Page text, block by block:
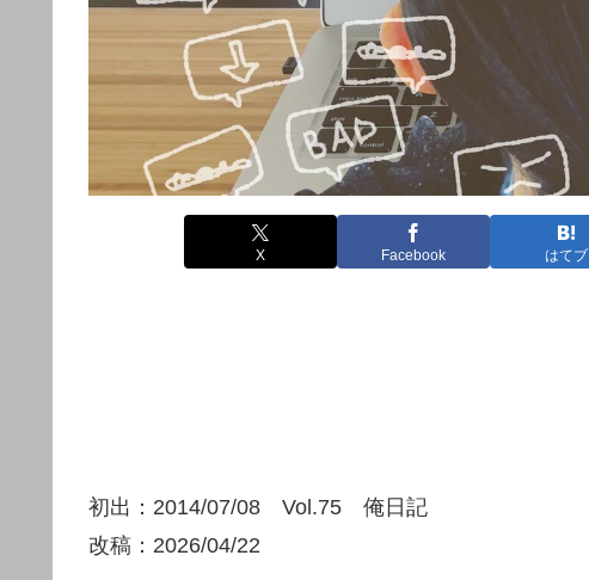
X Facebook はてブ
初出：2014/07/08 Vol.75 俺日記
改稿：2026/04/22